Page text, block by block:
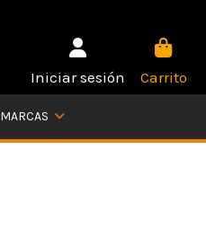
Iniciar sesión Carrito
MARCAS